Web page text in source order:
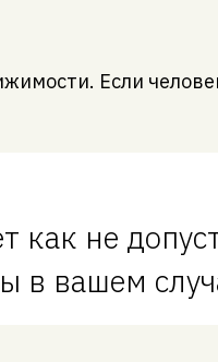
Если
как не
в вашем